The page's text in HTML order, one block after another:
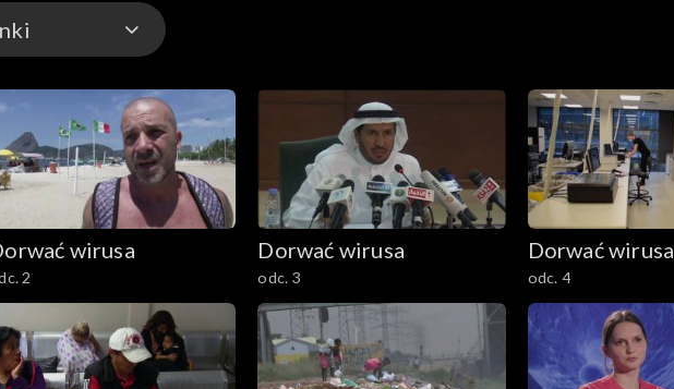
wirusa
2
Dorwać wirusa
odc. 3
Dorwać wirusa
odc. 4